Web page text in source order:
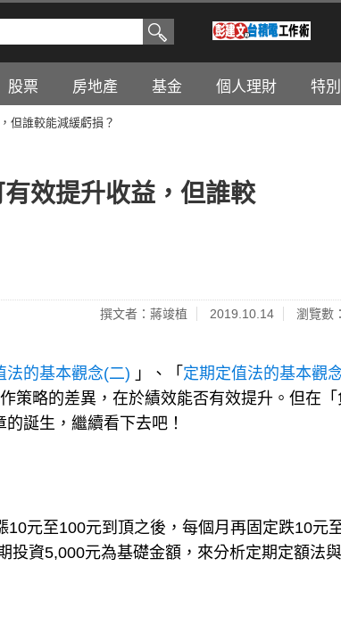
股票 房地產 基金 個人理財 特
但誰較能減緩虧損？
效提升收益，但誰較
撰文者：蔣竣植 2019.10.14 瀏覽數
法的基本觀念(二) 」、「 定期定值法的基本觀
策略的差異，在於績效能否有效提升。但在「
誕生，繼續看下去吧！
元至100元到頂之後，每個月再固定跌10元
資5,000元為基礎金額，來分析定期定額法